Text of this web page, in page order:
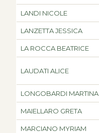
LANDI NICOLE
LANZETTA JESSICA
LA ROCCA BEATRICE
LAUDATI ALICE
LONGOBARDI MARTINA
MAIELLARO GRETA
MARCIANO MYRIAM